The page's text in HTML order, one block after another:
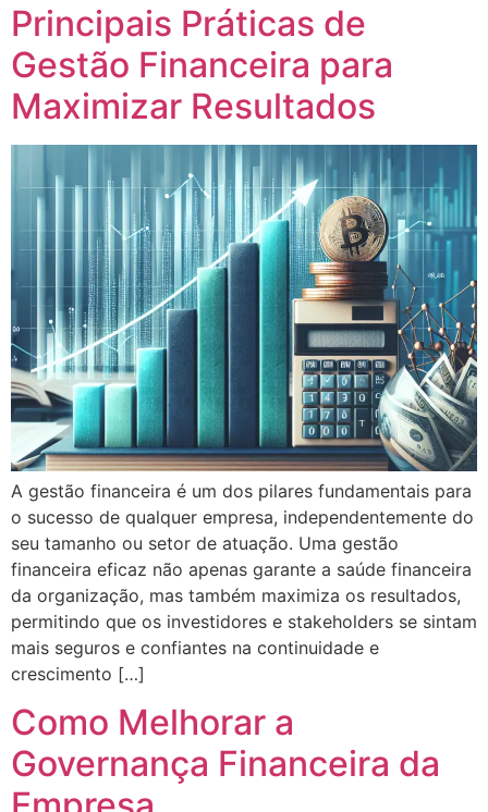
Principais Práticas de
Gestão Financeira para
Maximizar Resultados
A gestão financeira é um dos pilares fundamentais para
o sucesso de qualquer empresa, independentemente do
seu tamanho ou setor de atuação. Uma gestão
financeira eficaz não apenas garante a saúde financeira
da organização, mas também maximiza os resultados,
permitindo que os investidores e stakeholders se sintam
mais seguros e confiantes na continuidade e
crescimento […]
Como Melhorar a
Governança Financeira da